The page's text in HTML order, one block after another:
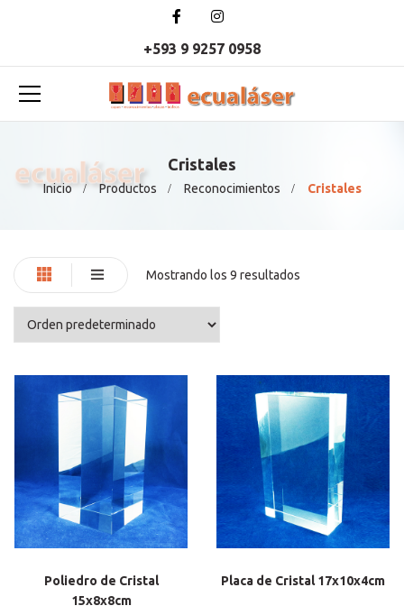
+593 9 9257 0958
Cristales
Inicio Productos Reconocimientos Cristales
Mostrando los 9 resultados
Poliedro de Cristal
15x8x8cm
Placa de Cristal 17x10x4cm